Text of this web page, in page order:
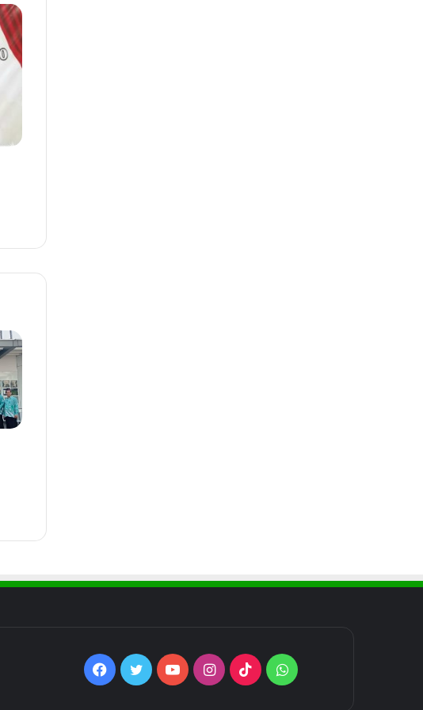
Facebook
Twitter YouTubeInstagram
TikTokWhatsApp